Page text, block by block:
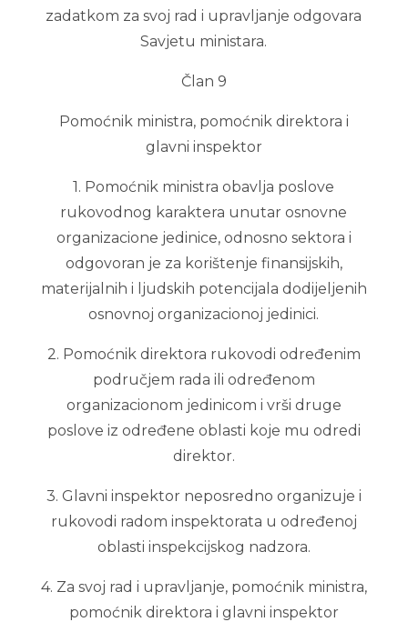
zadatkom za svoj rad i upravljanje odgovara
Savjetu ministara.
Član 9
Pomoćnik ministra, pomoćnik direktora i
glavni inspektor
1. Pomoćnik ministra obavlja poslove
rukovodnog karaktera unutar osnovne
organizacione jedinice, odnosno sektora i
odgovoran je za korištenje finansijskih,
materijalnih i ljudskih potencijala dodijeljenih
osnovnoj organizacionoj jedinici.
2. Pomoćnik direktora rukovodi određenim
područjem rada ili određenom
organizacionom jedinicom i vrši druge
poslove iz određene oblasti koje mu odredi
direktor.
3. Glavni inspektor neposredno organizuje i
rukovodi radom inspektorata u određenoj
oblasti inspekcijskog nadzora.
4. Za svoj rad i upravljanje, pomoćnik ministra,
pomoćnik direktora i glavni inspektor